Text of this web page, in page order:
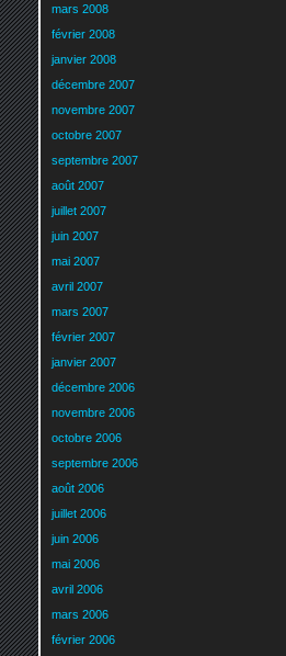
mars 2008
février 2008
janvier 2008
décembre 2007
novembre 2007
octobre 2007
septembre 2007
août 2007
juillet 2007
juin 2007
mai 2007
avril 2007
mars 2007
février 2007
janvier 2007
décembre 2006
novembre 2006
octobre 2006
septembre 2006
août 2006
juillet 2006
juin 2006
mai 2006
avril 2006
mars 2006
février 2006